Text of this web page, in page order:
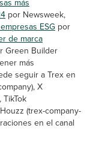
más
por Newsweek,
ESG por
de marca
Green Builder
más
seguir a Trex en
X
TikTok
(trex-company-
en el canal